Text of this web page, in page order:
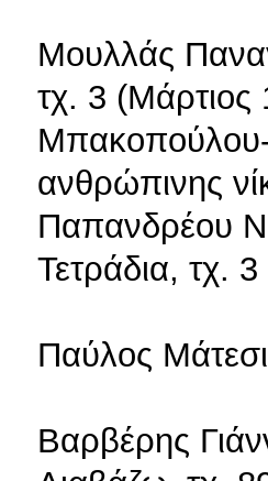
Μουλλάς
τχ. 3
ανθρώπινης
Παπανδρέου
Τετράδια, τχ.
Παύλος
Βαρβέρης